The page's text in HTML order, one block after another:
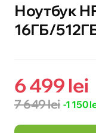
Ноутбук
16ГБ/
6 499 lei
7 649 lei -1 150